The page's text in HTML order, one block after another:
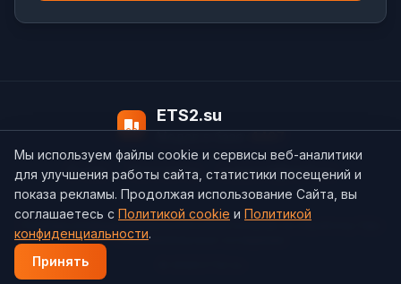
ETS2.su
О нас Контакты support@ets2.su
Политика конфиденциальности
Пользовательское соглашение
Мы используем файлы cookie и сервисы веб-аналитики
для улучшения работы сайта, статистики посещений и
показа рекламы. Продолжая использование Сайта, вы
соглашаетесь с Политикой cookie и Политикой
конфиденциальности.
Принять